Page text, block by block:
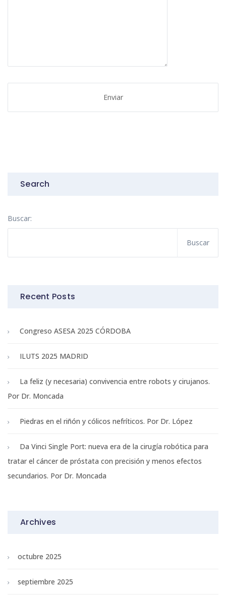
Search
Buscar:
Recent Posts
Congreso ASESA 2025 CÓRDOBA
ILUTS 2025 MADRID
La feliz (y necesaria) convivencia entre robots y cirujanos.
Por Dr. Moncada
Piedras en el riñón y cólicos nefríticos. Por Dr. López
Da Vinci Single Port: nueva era de la cirugía robótica para
tratar el cáncer de próstata con precisión y menos efectos
secundarios. Por Dr. Moncada
Archives
octubre 2025
septiembre 2025